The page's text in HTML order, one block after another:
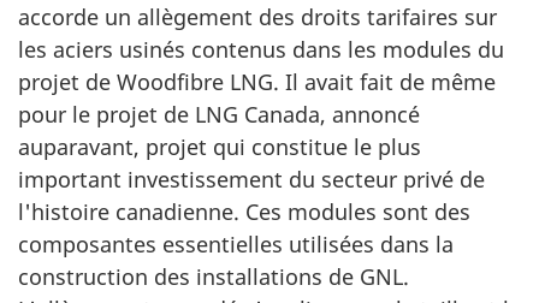
accorde un allègement des droits tarifaires sur
les aciers usinés contenus dans les modules du
projet de Woodfibre LNG. Il avait fait de même
pour le projet de LNG Canada, annoncé
auparavant, projet qui constitue le plus
important investissement du secteur privé de
l'histoire canadienne. Ces modules sont des
composantes essentielles utilisées dans la
construction des installations de GNL.